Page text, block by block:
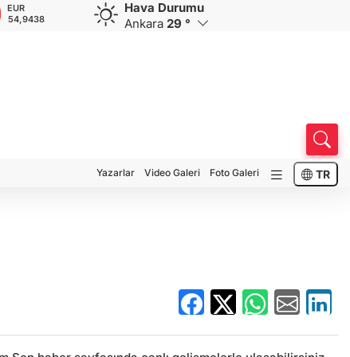
EUR
54,9438
GBP
64,1319
CHF
58,5587
Hava Durumu
Ankara 29 °
Yazarlar Video Galeri Foto Galeri TR